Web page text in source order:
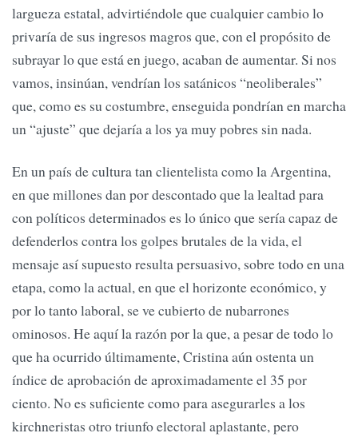
largueza estatal, advirtiéndole que cualquier cambio lo
privaría de sus ingresos magros que, con el propósito de
subrayar lo que está en juego, acaban de aumentar. Si nos
vamos, insinúan, vendrían los satánicos “neoliberales”
que, como es su costumbre, enseguida pondrían en marcha
un “ajuste” que dejaría a los ya muy pobres sin nada.
En un país de cultura tan clientelista como la Argentina,
en que millones dan por descontado que la lealtad para
con políticos determinados es lo único que sería capaz de
defenderlos contra los golpes brutales de la vida, el
mensaje así supuesto resulta persuasivo, sobre todo en una
etapa, como la actual, en que el horizonte económico, y
por lo tanto laboral, se ve cubierto de nubarrones
ominosos. He aquí la razón por la que, a pesar de todo lo
que ha ocurrido últimamente, Cristina aún ostenta un
índice de aprobación de aproximadamente el 35 por
ciento. No es suficiente como para asegurarles a los
kirchneristas otro triunfo electoral aplastante, pero